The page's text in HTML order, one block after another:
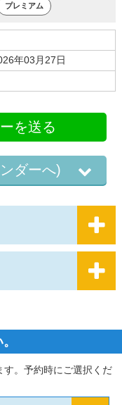
プレミアム
年03月27日
を送る
ダーへ)
。予約時にご選択くだ